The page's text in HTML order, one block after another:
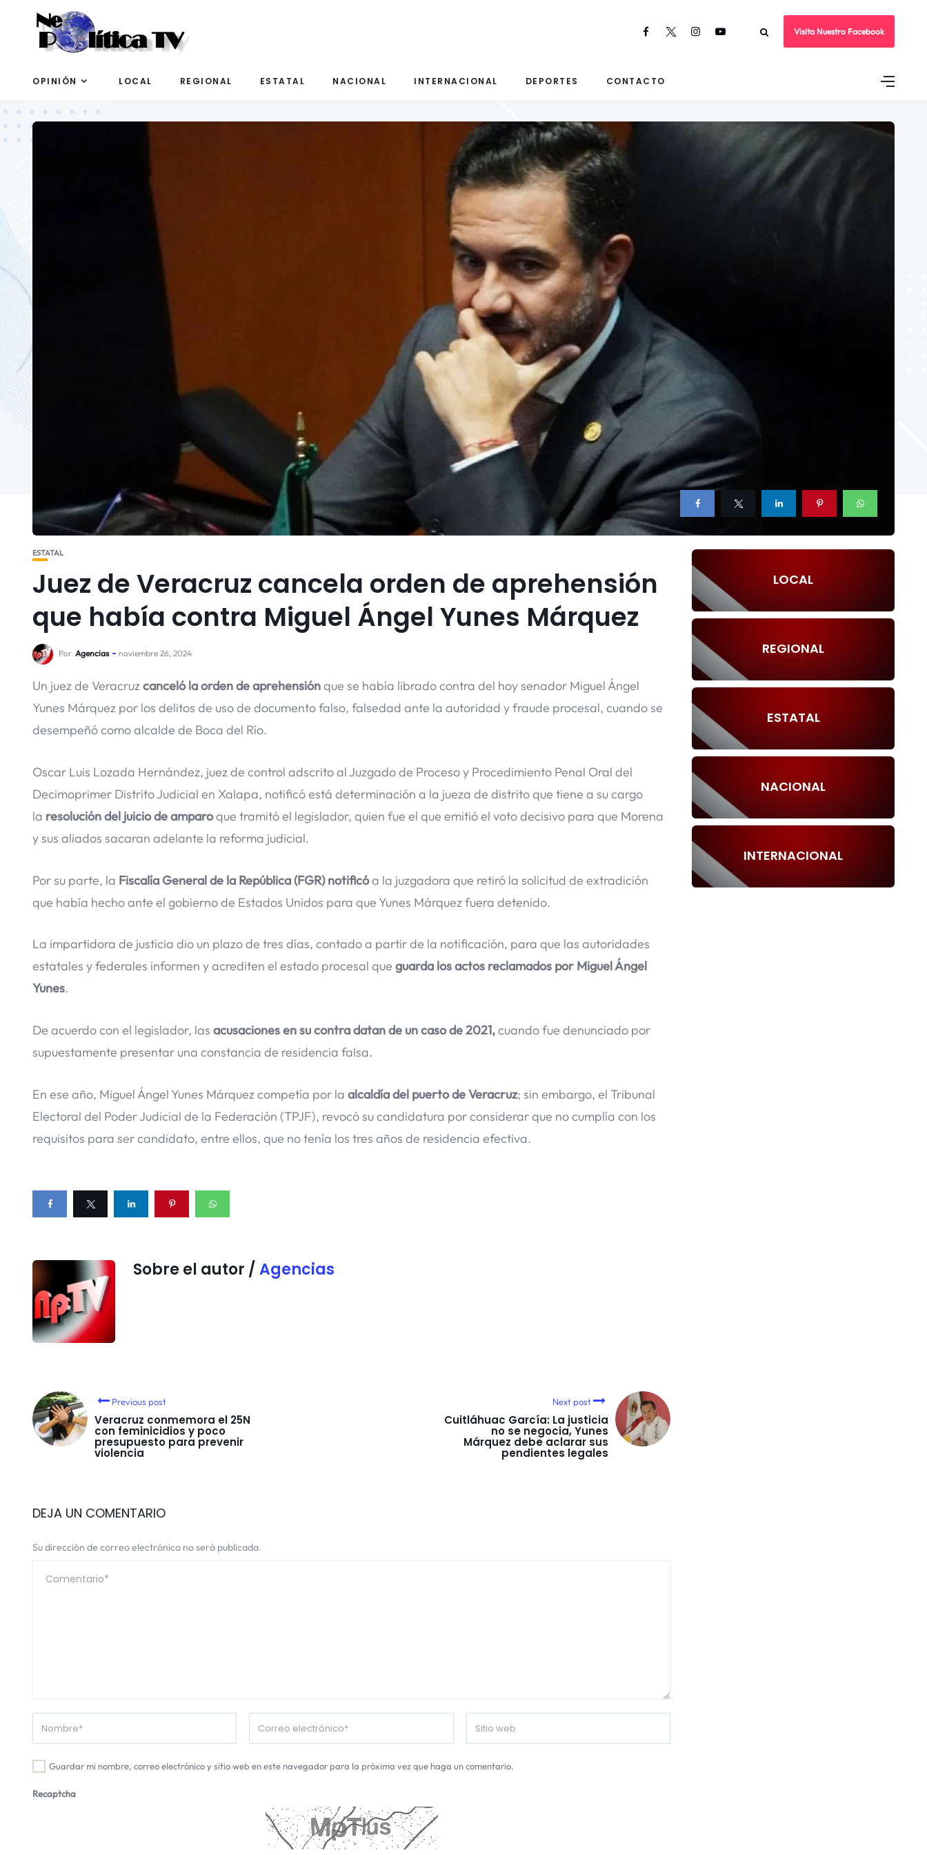
Visita Nuestro Facebook
OPINIÓN LOCAL REGIONAL ESTATAL NACIONAL INTERNACIONAL DEPORTES CONTACTO
ESTATAL
Juez de Veracruz cancela orden de aprehensión
que había contra Miguel Ángel Yunes Márquez
Por Agencias noviembre 26, 2024
Un juez de Veracruzcanceló la orden de aprehensiónque se había librado contra del hoy senador Miguel Ángel
Yunes Márquez por los delitos de uso de documento falso, falsedad ante la autoridad y fraude procesal, cuando se
desempeñó como alcalde de Boca del Río.
Oscar Luis Lozada Hernández, juez de control adscrito al Juzgado de Proceso y Procedimiento Penal Oral del
Decimoprimer Distrito Judicial en Xalapa, notificó está determinación a la jueza de distrito que tiene a su cargo
la resolución del juicio de amparoque tramitó el legislador, quien fue el que emitió el voto decisivo para que Morena
y sus aliados sacaran adelante la reforma judicial.
Por su parte, la Fiscalía General de la República (FGR) notificóa la juzgadora que retiró la solicitud de extradición
que había hecho ante el gobierno de Estados Unidos para que Yunes Márquez fuera detenido.
La impartidora de justicia dio un plazo de tres días, contado a partir de la notificación, para que las autoridades
estatales y federales informen y acrediten el estado procesal que guarda los actos reclamados por Miguel Ángel
Yunes.
De acuerdo con el legislador, las acusaciones en su contra datan de un caso de 2021,cuando fue denunciado por
supuestamente presentar una constancia de residencia falsa.
En ese año, Miguel Ángel Yunes Márquez competía por la alcaldía del puerto de Veracruz; sin embargo, el Tribunal
Electoral del Poder Judicial de la Federación (TPJF), revocó su candidatura por considerar que no cumplía con los
requisitos para ser candidato, entre ellos, que no tenía los tres años de residencia efectiva.
Sobre el autor / Agencias
Previous post
Veracruz conmemora el 25N
con feminicidios y poco
presupuesto para prevenir
violencia
Next post
Cuitláhuac García: La justicia
no se negocia, Yunes
Márquez debe aclarar sus
pendientes legales
DEJA UN COMENTARIO
Su dirección de correo electrónico no será publicada.
Guardar mi nombre, correo electrónico y sitio web en este navegador para la próxima vez que haga un comentario.
Recaptcha
LOCAL
REGIONAL
ESTATAL
NACIONAL
INTERNACIONAL